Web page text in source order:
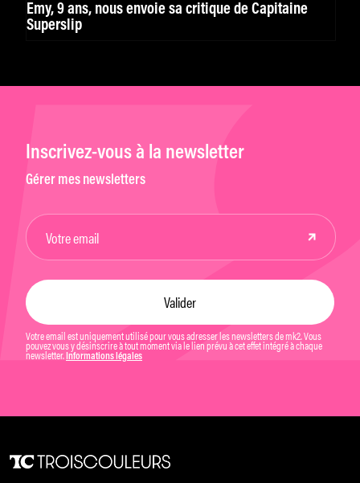
Emy, 9 ans, nous envoie sa critique de Capitaine
Superslip
Inscrivez-vous à la newsletter
Gérer mes newsletters
Votre email est uniquement utilisé pour vous adresser les newsletters de mk2. Vous
pouvez vous y désinscrire à tout moment via le lien prévu à cet effet intégré à chaque
newsletter. Informations légales